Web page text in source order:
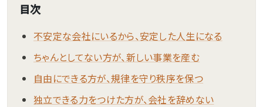
目次
不安定な会社にいるから、安定した人生になる
ちゃんとしてない方が、新しい事業を産む
自由にできる方が、規律を守り秩序を保つ
独立できる力をつけた方が、会社を辞めない